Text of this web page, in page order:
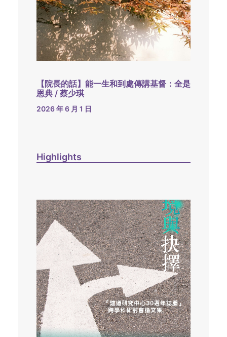
【院長的話】能一生和到處傳講基督：全是
恩典 / 蔡少琪
2026 年 6 月 1 日
Highlights